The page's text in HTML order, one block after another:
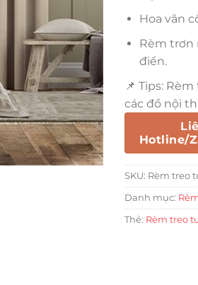
Hoa văn
Rèm trơn
điển.
📌 Tips:
các đồ nội
Hotline/
SKU: Rèm treo
Danh mục:
Thẻ: Rèm treo